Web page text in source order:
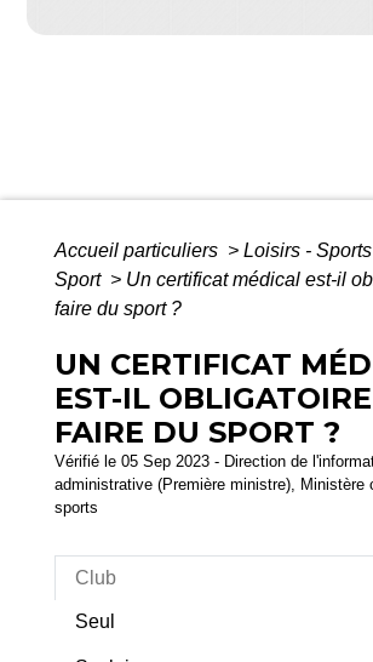
Accueil particuliers > Loisirs -
Sport > Un certificat médical est-il
faire du sport ?
UN CERTIFICAT
EST-IL
FAIRE DU SPORT ?
Vérifié le 05 Sep 2023 - Direction de
administrative (Première ministre), Ministère
sports
Club
Seul